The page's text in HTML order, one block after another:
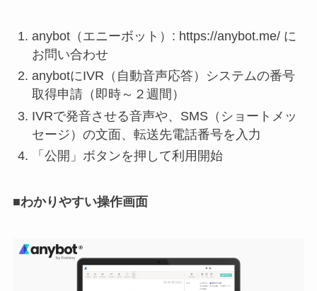
anybot（エニーボット）: https://anybot.me/ に
お問い合わせ
anybotにIVR（自動音声応答）システムの番号
取得申請（即時～２週間）
IVRで発音させる音声や、SMS（ショートメッ
セージ）の文面、転送先電話番号を入力
「公開」ボタンを押して利用開始
■わかりやすい操作画面